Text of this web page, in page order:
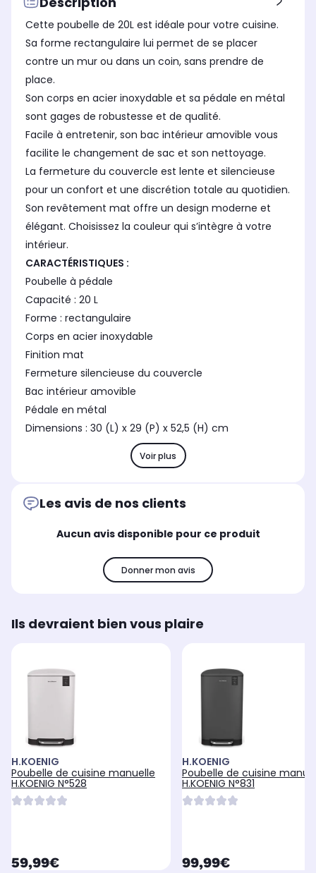
Largeur
30,0 cm
Largeur
58,5 cm
Cette poubelle de 20L est idéale pour votre cuisine.
Sa forme rectangulaire lui permet de se placer
contre un mur ou dans un coin, sans prendre de
place.
Son corps en acier inoxydable et sa pédale en métal
sont gages de robustesse et de qualité.
Facile à entretenir, son bac intérieur amovible vous
facilite le changement de sac et son nettoyage.
La fermeture du couvercle est lente et silencieuse
pour un confort et une discrétion totale au quotidien.
Son revêtement mat offre un design moderne et
élégant. Choisissez la couleur qui s’intègre à votre
intérieur.
CARACTÉRISTIQUES :
Poubelle à pédale
Capacité : 20 L
Forme : rectangulaire
Corps en acier inoxydable
Finition mat
Fermeture silencieuse du couvercle
Bac intérieur amovible
Pédale en métal
Dimensions : 30 (L) x 29 (P) x 52,5 (H) cm
Voir plus
Les avis de nos clients
Aucun avis disponible pour ce produit
Donner mon avis
Ils devraient bien vous plaire
H.KOENIG
Poubelle de cuisine manuelle
H.KOENIG N°528
currentPrice
59,99€
H.KOENIG
Poubelle de cuisine
H.KOENIG N°831
currentPrice
99,99€